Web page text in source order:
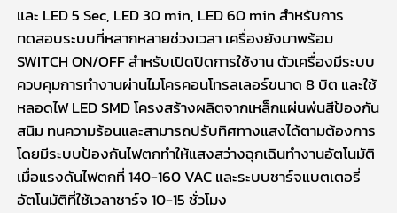
และ LED 5 Sec, LED 30 min, LED 60 min สำหรับการ
ทดสอบระบบที่หลากหลายช่วงเวลา เครื่องยังมาพร้อม
SWITCH ON/OFF สำหรับเปิดปิดการใช้งาน ตัวเครื่องมีระบบ
ควบคุมการทำงานผ่านไมโครคอนโทรลเลอร์ขนาด 8 บิต และใช้
หลอดไฟ LED SMD โครงสร้างผลิตจากเหล็กแผ่นพ่นสีป้องกัน
สนิม ทนความร้อนและสามารถปรับทิศทางแสงได้ตามต้องการ
โดยมีระบบป้องกันไฟตกทำให้แสงสว่างฉุกเฉินทำงานอัตโนมัติ
เมื่อแรงดันไฟตกที่ 140-160 VAC และระบบชาร์จแบตเตอรี่
อัตโนมัติที่ใช้เวลาชาร์จ 10-15 ชั่วโมง